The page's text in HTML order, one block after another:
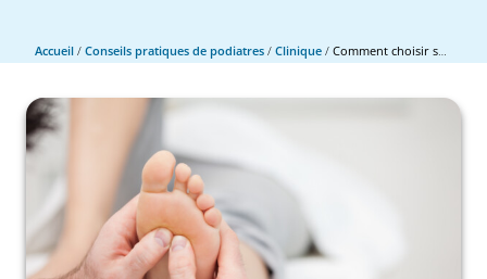
Accueil / Conseils pratiques de podiatres / Clinique / Comment choisir sa clinique podiatrique ?